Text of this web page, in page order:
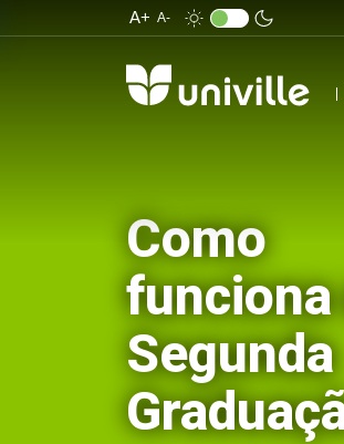
A+ A-
Como
funciona
Segunda